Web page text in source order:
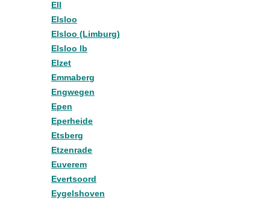
Ell
Elsloo
Elsloo (Limburg)
Elsloo lb
Elzet
Emmaberg
Engwegen
Epen
Eperheide
Etsberg
Etzenrade
Euverem
Evertsoord
Eygelshoven